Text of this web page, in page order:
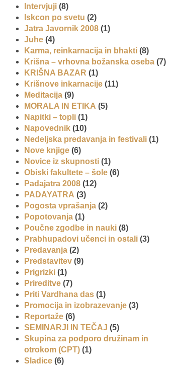
Intervjuji (8)
Iskcon po svetu (2)
Jatra Javornik 2008 (1)
Juhe (4)
Karma, reinkarnacija in bhakti (8)
Krišna – vrhovna božanska oseba (7)
KRIŠNA BAZAR (1)
Krišnove inkarnacije (11)
Meditacija (9)
MORALA IN ETIKA (5)
Napitki – topli (1)
Napovednik (10)
Nedeljska predavanja in festivali (1)
Nove knjige (6)
Novice iz skupnosti (1)
Obiski fakultete – šole (6)
Padajatra 2008 (12)
PADAYATRA (3)
Pogosta vprašanja (2)
Popotovanja (1)
Poučne zgodbe in nauki (8)
Prabhupadovi učenci in ostali (3)
Predavanja (2)
Predstavitev (9)
Prigrizki (1)
Prireditve (7)
Priti Vardhana das (1)
Promocija in izobrazevanje (3)
Reportaže (6)
SEMINARJI IN TEČAJ (5)
Skupina za podporo družinam in
otrokom (CPT) (1)
Sladice (6)